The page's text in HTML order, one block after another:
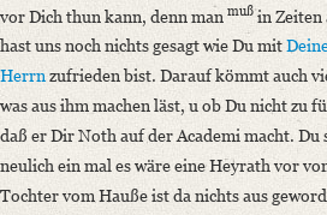
vor Dich thun kann, denn man mußin Zeiten
hast uns noch nichts gesagt wie Du mit
Herrnzufrieden bist. Darauf kömmt auch
was aus ihm machen läst, u ob Du nicht zu
daß er Dir Noth auf der Academi macht. Du
neulich ein mal es wäre eine Heyrath vor
Tochter vom Hauße ist da nichts aus